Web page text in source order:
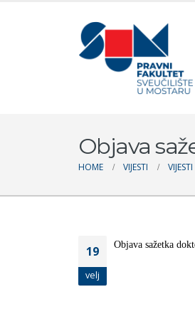
Objava
HOME VIJESTI
19
velj
Objava sažetka